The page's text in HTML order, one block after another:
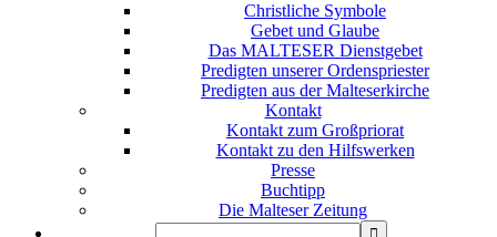
Christliche Symbole
Gebet und Glaube
Das MALTESER Dienstgebet
Predigten unserer Ordenspriester
Predigten aus der Malteserkirche
Kontakt
Kontakt zum Großpriorat
Kontakt zu den Hilfswerken
Presse
Buchtipp
Die Malteser Zeitung